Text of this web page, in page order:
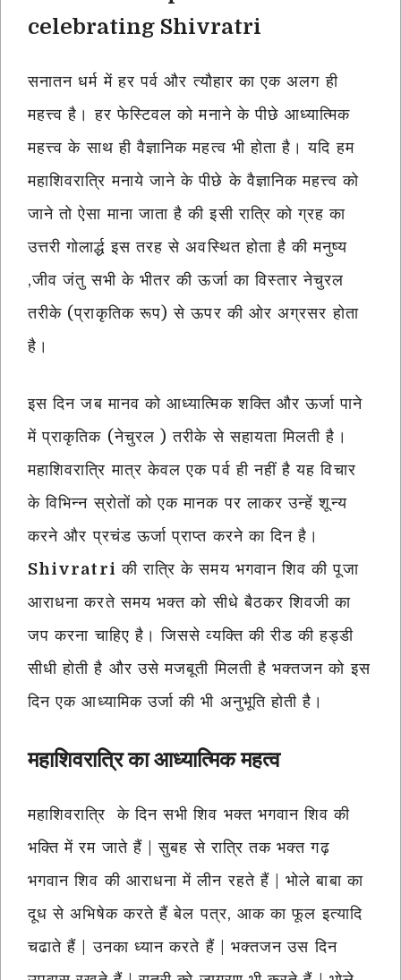
celebrating Shivratri
सनातन धर्म में हर पर्व और त्यौहार का एक अलग ही
महत्त्व है। हर फेस्टिवल को मनाने के पीछे आध्यात्मिक
महत्त्व के साथ ही वैज्ञानिक महत्व भी होता है। यदि हम
महाशिवरात्रि मनाये जाने के पीछे के वैज्ञानिक महत्त्व को
जाने तो ऐसा माना जाता है की इसी रात्रि को ग्रह का
उत्तरी गोलार्द्ध इस तरह से अवस्थित होता है की मनुष्य
,जीव जंतु सभी के भीतर की ऊर्जा का विस्तार नेचुरल
तरीके (प्राकृतिक रूप) से ऊपर की ओर अग्रसर होता
है।
इस दिन जब मानव को आध्यात्मिक शक्ति और ऊर्जा पाने
में प्राकृतिक (नेचुरल ) तरीके से सहायता मिलती है।
महाशिवरात्रि मात्र केवल एक पर्व ही नहीं है यह विचार
के विभिन्न स्रोतों को एक मानक पर लाकर उन्हें शून्य
करने और प्रचंड ऊर्जा प्राप्त करने का दिन है।
Shivratri की रात्रि के समय भगवान शिव की पूजा
आराधना करते समय भक्त को सीधे बैठकर शिवजी का
जप करना चाहिए है। जिससे व्यक्ति की रीड की हड्डी
सीधी होती है और उसे मजबूती मिलती है भक्तजन को इस
दिन एक आध्यामिक उर्जा की भी अनुभूति होती है।
महाशिवरात्रि का आध्यात्मिक महत्व
महाशिवरात्रि के दिन सभी शिव भक्त भगवान शिव की
भक्ति में रम जाते हैं | सुबह से रात्रि तक भक्त गढ़
भगवान शिव की आराधना में लीन रहते हैं | भोले बाबा का
दूध से अभिषेक करते हैं बेल पत्र, आक का फूल इत्यादि
चढाते हैं | उनका ध्यान करते हैं | भक्तजन उस दिन